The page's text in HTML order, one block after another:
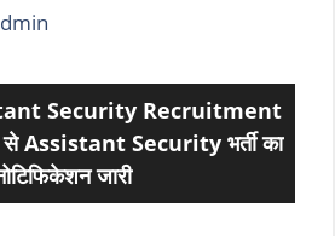
Security Recruitment
सेAssistant Security भर्ती का
जारी